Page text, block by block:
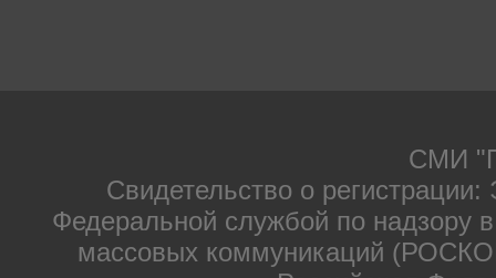
СМИ
Свидетельство о
Федеральной службой по надзору
массовых коммуникаций